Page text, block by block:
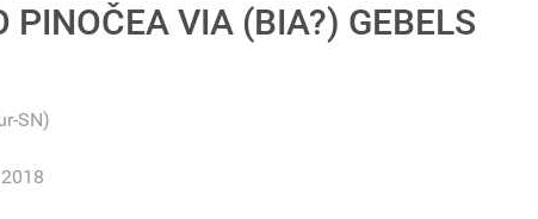
PINOČEA VIA (BIA?) GEBELS
SN)